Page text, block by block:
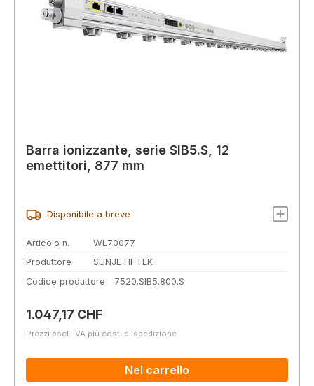
Barra ionizzante, serie SIB5.S, 12
emettitori, 877 mm
Disponibile a breve
Articolo n.
WL70077
Produttore
SUNJE HI-TEK
Codice produttore
7520.SIB5.800.S
Prezzo normale:
1.047,17 CHF
Prezzi escl. IVA più costi di spedizione
Nel carrello